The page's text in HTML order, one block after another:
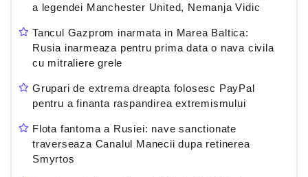
a legendei Manchester United, Nemanja Vidic
Tancul Gazprom inarmata in Marea Baltica:
Rusia inarmeaza pentru prima data o nava civila
cu mitraliere grele
Grupari de extrema dreapta folosesc PayPal
pentru a finanta raspandirea extremismului
Flota fantoma a Rusiei: nave sanctionate
traverseaza Canalul Manecii dupa retinerea
Smyrtos